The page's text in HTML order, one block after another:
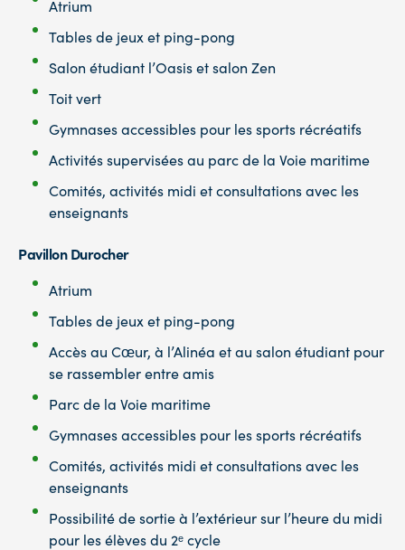
Atrium
Tables de jeux et ping-pong
Salon étudiant l’Oasis et salon Zen
Toit vert
Gymnases accessibles pour les sports récréatifs
Activités supervisées au parc de la Voie maritime
Comités, activités midi et consultations avec les
enseignants
Pavillon Durocher
Atrium
Tables de jeux et ping-pong
Accès au Cœur, à l’Alinéa et au salon étudiant pour
se rassembler entre amis
Parc de la Voie maritime
Gymnases accessibles pour les sports récréatifs
Comités, activités midi et consultations avec les
enseignants
Possibilité de sortie à l’extérieur sur l’heure du midi
pour les élèves du 2ᵉ cycle